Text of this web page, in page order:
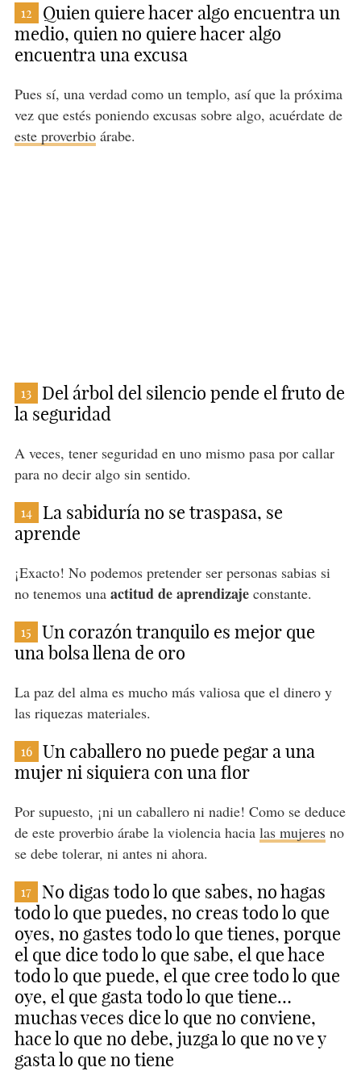
12
Quien quiere hacer algo encuentra un
medio, quien no quiere hacer algo
encuentra una excusa
Pues sí, una verdad como un templo, así que la próxima
vez que estés poniendo excusas sobre algo, acuérdate de
este proverbioárabe.
13
Del árbol del silencio pende el fruto de
la seguridad
A veces, tener seguridad en uno mismo pasa por callar
para no decir algo sin sentido.
14
La sabiduría no se traspasa, se
aprende
¡Exacto! No podemos pretender ser personas sabias si
no tenemos unaactitud de aprendizajeconstante.
15
Un corazón tranquilo es mejor que
una bolsa llena de oro
La paz del alma es mucho más valiosa que el dinero y
las riquezas materiales.
16
Un caballero no puede pegar a una
mujer ni siquiera con una flor
Por supuesto, ¡ni un caballero ni nadie! Como se deduce
de este proverbio árabe la violencia hacia las mujeresno
se debe tolerar, ni antes ni ahora.
17
No digas todo lo que sabes, no hagas
todo lo que puedes, no creas todo lo que
oyes, no gastes todo lo que tienes, porque
el que dice todo lo que sabe, el que hace
todo lo que puede, el que cree todo lo que
oye, el que gasta todo lo que tiene…
muchas veces dice lo que no conviene,
hace lo que no debe, juzga lo que no ve y
gasta lo que no tiene